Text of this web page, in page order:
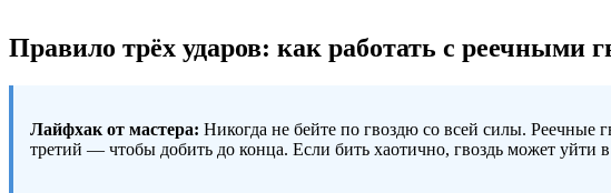
Правило трёх ударов: как работать с реечными
Лайфхак от мастера: Никогда не бейте по гвоздю со всей силы. Реечные
третий — чтобы добить до конца. Если бить хаотично, гвоздь может уйти